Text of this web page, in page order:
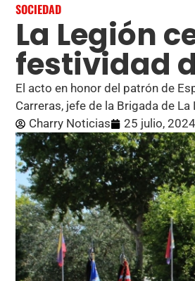
SOCIEDAD
La Legión
festividad
El acto en honor del patrón de
Carreras, jefe de la Brigada de La
Charry Noticias
25 julio, 2024